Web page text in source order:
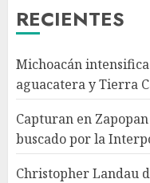
RECIENTES
Michoacán
aguacatera y Tierra
Capturan en
buscado por la
Christopher Landau
3
4